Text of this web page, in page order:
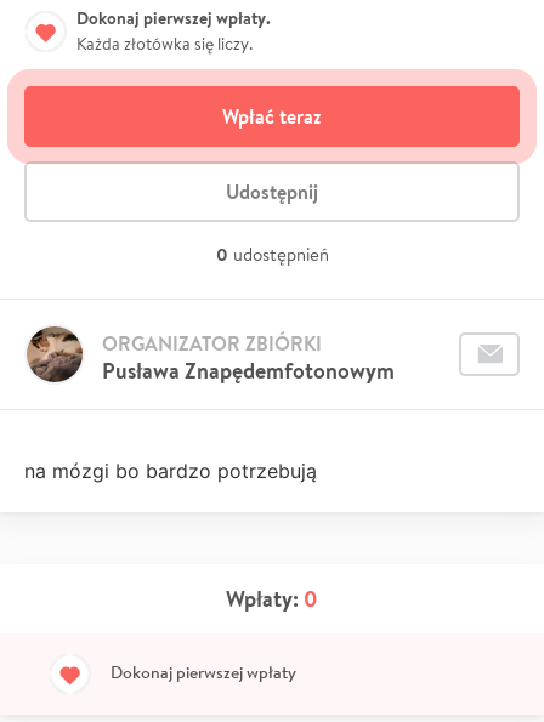
Dokonaj pierwszej wpłaty.
Każda złotówka się liczy.
Wpłać teraz
Udostępnij
0 udostępnień
Pusława Znapędemfotonowym
ORGANIZATOR ZBIÓRKI
na mózgi bo bardzo potrzebują
Wpłaty: 0
Dokonaj pierwszej wpłaty